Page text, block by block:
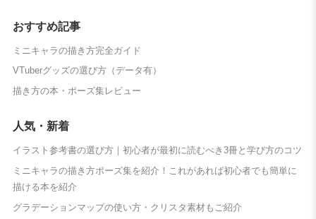
おすすめ記事
ミニキャラの描き方完全ガイド
VTuberグッズの選び方（データ有）
描き方の本・ポーズ集レビュー
人気・新着
イラスト参考書の選び方｜初心者が最初に読むべき3冊と学び方のコツ
ミニキャラの描き方ポーズ集を紹介！これがあれば初心者でも簡単に
描ける本を紹介
グラデーションマップの使い方・クリスタ素材もご紹介